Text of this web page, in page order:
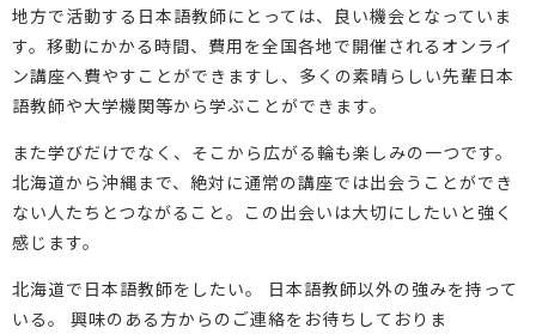
地方で活動する日本語教師にとっては、良い機会となっていま
す。移動にかかる時間、費用を全国各地で開催されるオンライ
ン講座へ費やすことができますし、多くの素晴らしい先輩日本
語教師や大学機関等から学ぶことができます。
また学びだけでなく、そこから広がる輪も楽しみの一つです。
北海道から沖縄まで、絶対に通常の講座では出会うことができ
ない人たちとつながること。この出会いは大切にしたいと強く
感じます。
北海道で日本語教師をしたい。 日本語教師以外の強みを持って
いる。 興味のある方からのご連絡をお待ちしておりま